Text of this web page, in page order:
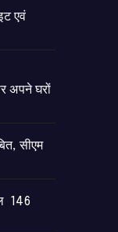
एवं
अपने घरों
सीएम
146